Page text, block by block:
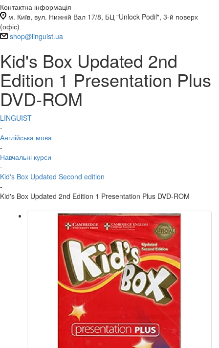
Контактна інформація
м. Київ, вул. Нижній Вал 17/8, БЦ "Unlock Podil", 3-й поверх
(офіс)
shop@linguist.ua
Kid's Box Updated 2nd
Edition 1 Presentation Plus
DVD-ROM
LINGUIST
-
Англійська мова
-
Навчальні курси
-
Kid's Box Updated Second edition
-
Kid's Box Updated 2nd Edition 1 Presentation Plus DVD-ROM
-